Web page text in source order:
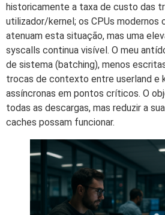
historicamente a taxa de custo das
utilizador/kernel; os CPUs modernos
atenuam esta situação, mas uma
syscalls continua visível. O meu
de sistema (batching), menos
trocas de contexto entre userland e
assíncronas em pontos críticos. O
todas as descargas, mas reduzir a
caches possam funcionar.